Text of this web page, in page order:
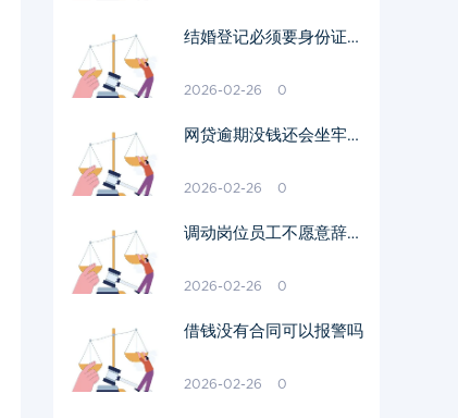
结婚登记必须要身份证原
2026-02-26 0
网贷逾期没钱还会坐牢吗
2026-02-26 0
调动岗位员工不愿意辞职
2026-02-26 0
借钱没有合同可以报警吗
2026-02-26 0